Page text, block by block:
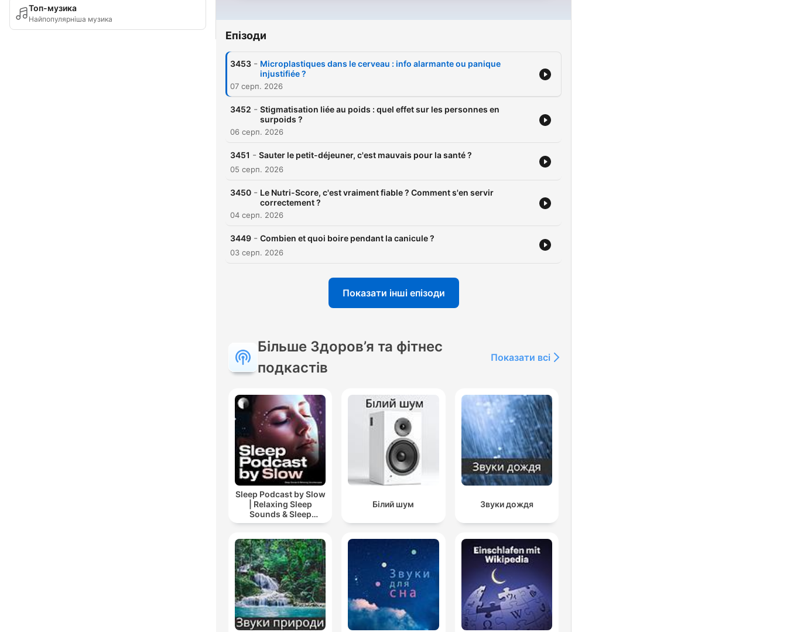
Топ-музика
Найпопулярніша музика
Епізоди
3453 - Microplastiques dans le cerveau : info alarmante ou panique
injustifiée ?
07 серп. 2026
3452 - Stigmatisation liée au poids : quel effet sur les personnes en
surpoids ?
06 серп. 2026
3451 - Sauter le petit-déjeuner, c'est mauvais pour la santé ?
05 серп. 2026
3450 - Le Nutri-Score, c'est vraiment fiable ? Comment s'en servir
correctement ?
04 серп. 2026
3449 - Combien et quoi boire pendant la canicule ?
03 серп. 2026
Показати інші епізоди
Більше Здоров’я та фітнес
подкастів
Показати всі
Sleep Podcast by Slow
| Relaxing Sleep
Sounds & Sleep
Stories | Nature Sound
Білий шум Звуки дождя